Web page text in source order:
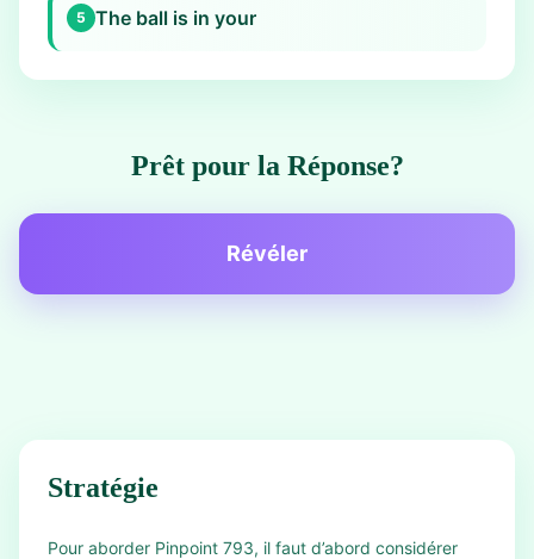
5 The ball is in your
Prêt pour la Réponse?
Révéler
Stratégie
Pour aborder Pinpoint 793, il faut d’abord considérer